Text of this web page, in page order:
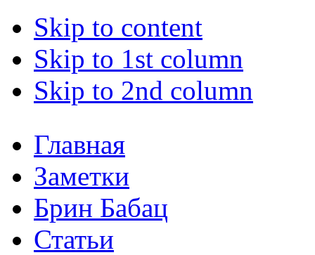
Skip to content
Skip to 1st column
Skip to 2nd column
Главная
Заметки
Брин Бабац
Статьи